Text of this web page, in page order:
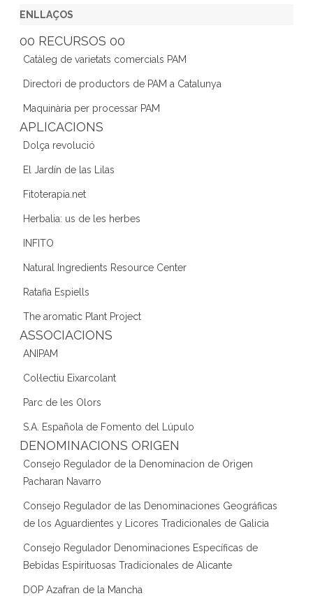
c
e
b
o
o
k
er gr
a
m
dI
n
ENLLAÇOS
00 RECURSOS 00
Catàleg de varietats comercials PAM
Directori de productors de PAM a Catalunya
Maquinària per processar PAM
APLICACIONS
Dolça revolució
El Jardín de las Lilas
Fitoterapia.net
Herbalia: us de les herbes
INFITO
Natural Ingredients Resource Center
Ratafia Espiells
The aromatic Plant Project
ASSOCIACIONS
ANIPAM
Col·lectiu Eixarcolant
Parc de les Olors
S.A. Española de Fomento del Lúpulo
DENOMINACIONS ORIGEN
Consejo Regulador de la Denominacion de Origen
Pacharan Navarro
Consejo Regulador de las Denominaciones Geográficas
de los Aguardientes y Licores Tradicionales de Galicia
Consejo Regulador Denominaciones Específicas de
Bebidas Espirituosas Tradicionales de Alicante
DOP Azafran de la Mancha